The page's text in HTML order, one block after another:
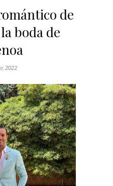
de
boda de
2022